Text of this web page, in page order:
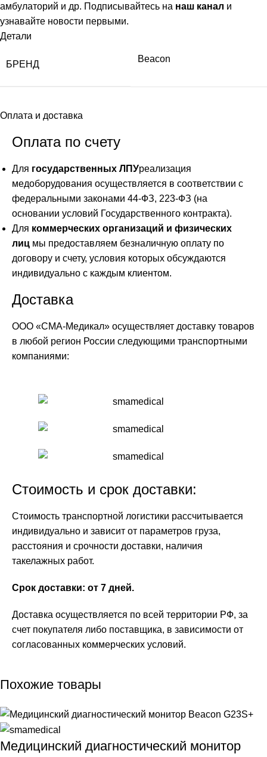
амбулаторий и др. Подписывайтесь на наш канал и
узнавайте новости первыми.
Детали
БРЕНД
Beacon
Оплата и доставка
Оплата по счету
Для государственных ЛПУреализация
медоборудования осуществляется в соответствии с
федеральными законами 44-ФЗ, 223-ФЗ (на
основании условий Государственного контракта).
Для коммерческих организаций и физических
лиц мы предоставляем безналичную оплату по
договору и счету, условия которых обсуждаются
индивидуально с каждым клиентом.
Доставка
ООО «СМА-Медикал» осуществляет доставку товаров
в любой регион России следующими транспортными
компаниями:
Стоимость и срок доставки:
Стоимость транспортной логистики рассчитывается
индивидуально и зависит от параметров груза,
расстояния и срочности доставки, наличия
такелажных работ.
Срок доставки: от 7 дней.
Доставка осуществляется по всей территории РФ, за
счет покупателя либо поставщика, в зависимости от
согласованных коммерческих условий.
Похожие товары
Медицинский диагностический монитор